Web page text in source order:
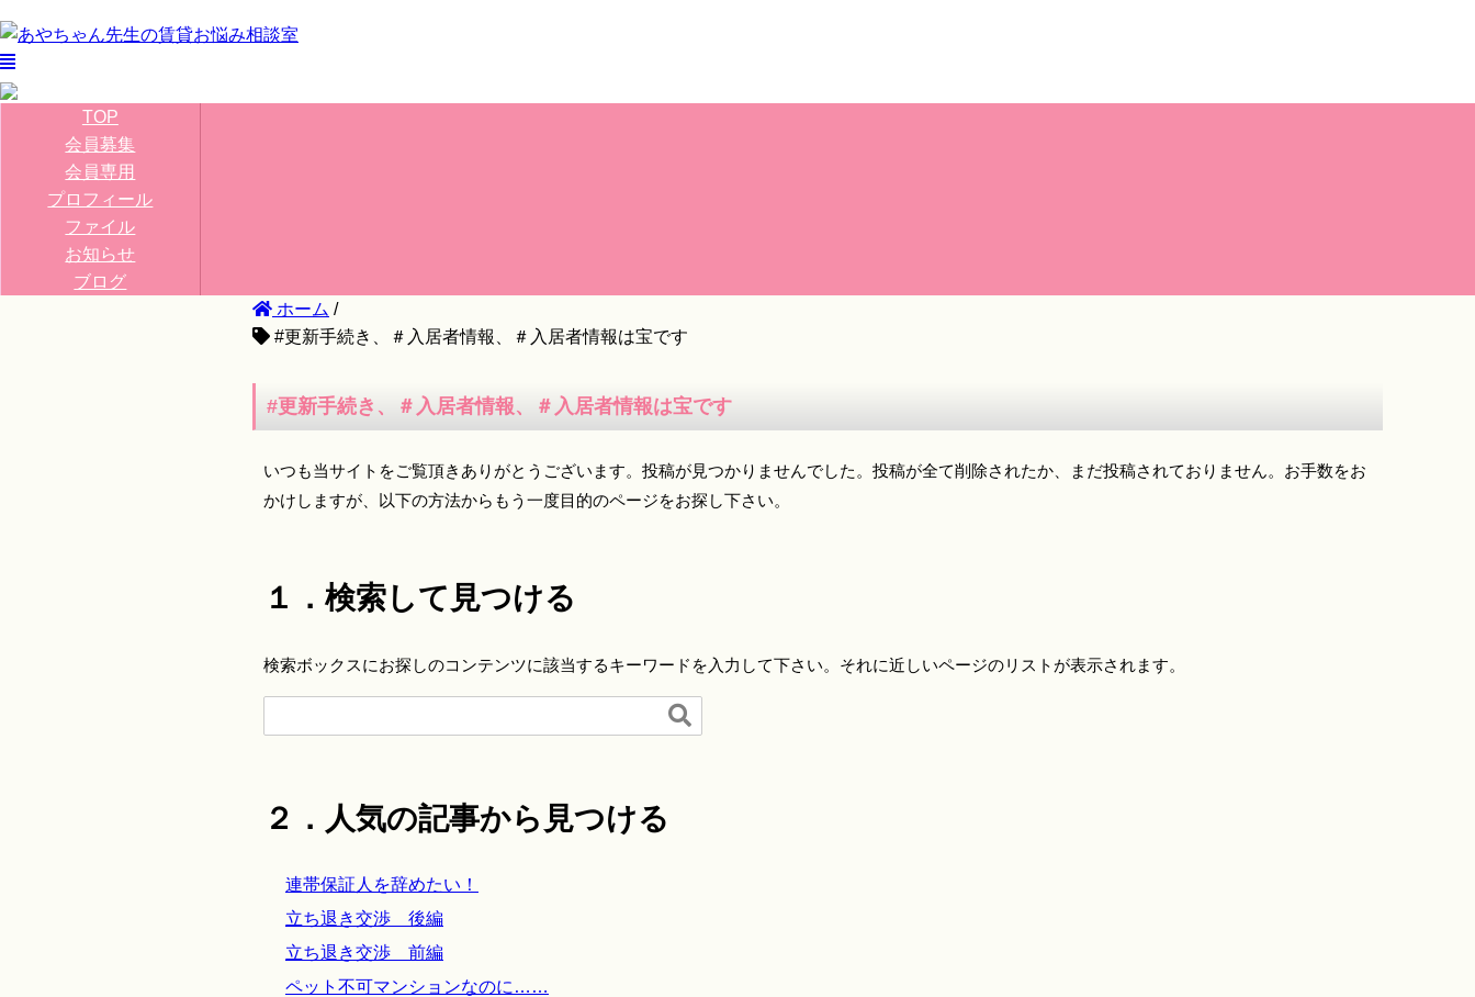
TOP
会員募集
会員専用
プロフィール
ファイル
お知らせ
ブログ
ホーム /
#更新手続き、＃入居者情報、＃入居者情報は宝です
#更新手続き、＃入居者情報、＃入居者情報は宝です
いつも当サイトをご覧頂きありがとうございます。投稿が見つかりませんでした。投稿が全て削除されたか、まだ投稿されておりません。お手数をお
かけしますが、以下の方法からもう一度目的のページをお探し下さい。
１．検索して見つける
検索ボックスにお探しのコンテンツに該当するキーワードを入力して下さい。それに近しいページのリストが表示されます。

２．人気の記事から見つける
連帯保証人を辞めたい！
立ち退き交渉 後編
立ち退き交渉 前編
ペット不可マンションなのに……